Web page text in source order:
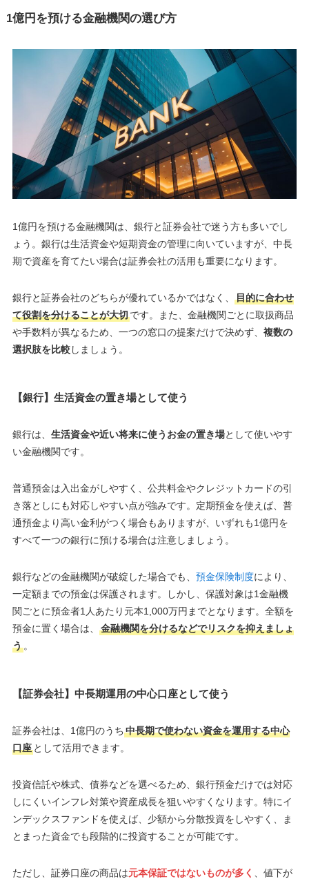
1億円を預ける金融機関の選び方
1億円を預ける金融機関は、銀行と証券会社で迷う方も多いでし
ょう。銀行は生活資金や短期資金の管理に向いていますが、中長
期で資産を育てたい場合は証券会社の活用も重要になります。
銀行と証券会社のどちらが優れているかではなく、
目的に合わせ
て役割を分けることが大切です。また、金融機関ごとに取扱商品
や手数料が異なるため、一つの窓口の提案だけで決めず、 複数の
選択肢を比較しましょう。
【銀行】生活資金の置き場として使う
銀行は、 生活資金や近い将来に使うお金の置き場として使いやす
い金融機関です。
普通預金は入出金がしやすく、公共料金やクレジットカードの引
き落としにも対応しやすい点が強みです。定期預金を使えば、普
通預金より高い金利がつく場合もありますが、いずれも1億円を
すべて一つの銀行に預ける場合は注意しましょう。
銀行などの金融機関が破綻した場合でも、 預金保険制度により、
一定額までの預金は保護されます。しかし、保護対象は1金融機
関ごとに預金者1人あたり元本1,000万円までとなります。全額を
預金に置く場合は、
金融機関を分けるなどでリスクを抑えましょ
う。
【証券会社】中長期運用の中心口座として使う
証券会社は、1億円のうち中長期で使わない資金を運用する中心
口座として活用できます。
投資信託や株式、債券などを選べるため、銀行預金だけでは対応
しにくいインフレ対策や資産成長を狙いやすくなります。特にイ
ンデックスファンドを使えば、少額から分散投資をしやすく、ま
とまった資金でも段階的に投資することが可能です。
ただし、証券口座の商品は元本保証ではないものが多く
、値下が